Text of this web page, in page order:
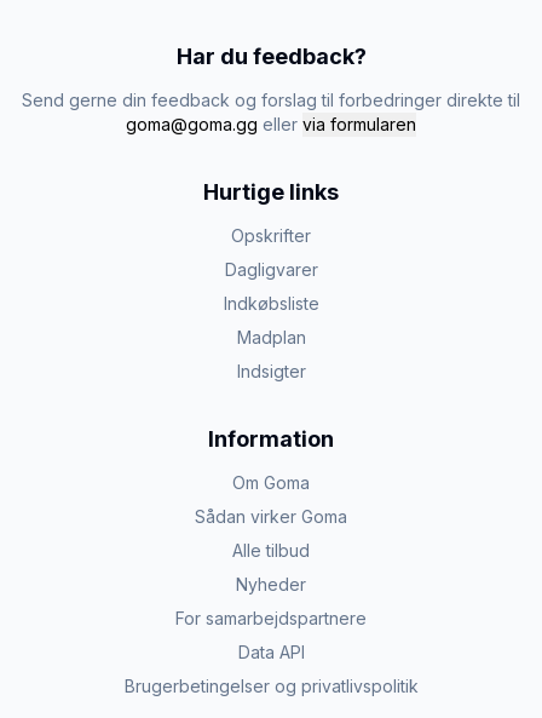
Har du feedback?
Send gerne din feedback og forslag til forbedringer direkte til
goma@goma.gg eller via formularen
Hurtige links
Opskrifter
Dagligvarer
Indkøbsliste
Madplan
Indsigter
Information
Om Goma
Sådan virker Goma
Alle tilbud
Nyheder
For samarbejdspartnere
Data API
Brugerbetingelser og privatlivspolitik